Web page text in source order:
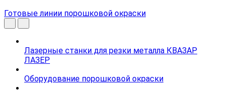
Готовые линии порошковой окраски
Лазерные станки для резки металла КВАЗАР
ЛАЗЕР
Оборудование порошковой окраски